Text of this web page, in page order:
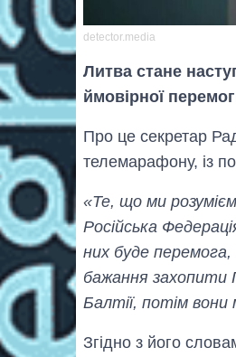
detector.media
Литва стане
ймовірної
Про це секретар
телемарафону, із
«Те, що ми
Російська
них буде
бажання захопити
Балтії, потім
Згідно з його